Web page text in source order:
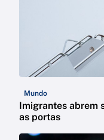
Mundo
Imigrantes abrem
as portas